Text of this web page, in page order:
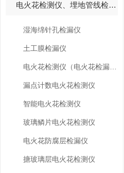
电火花检测仪、埋地管线检测仪
湿海绵针孔检漏仪
土工膜检漏仪
漏点计数电火花检测仪
智能电火花检测仪
玻璃鳞片电火花检测仪
电火花防腐层检漏仪
搪玻璃层电火花检测仪